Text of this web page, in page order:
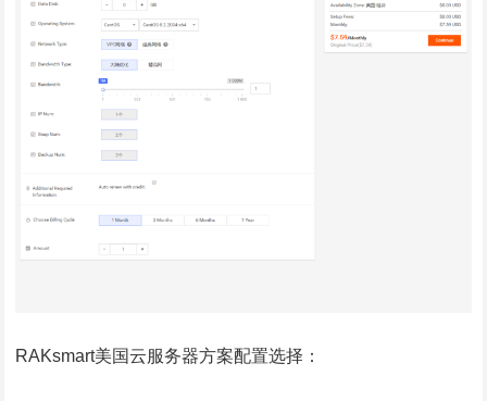
RAKsmart美国云服务器方案配置选择：